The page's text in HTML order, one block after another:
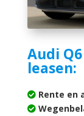
Audi
leasen:
Rente en